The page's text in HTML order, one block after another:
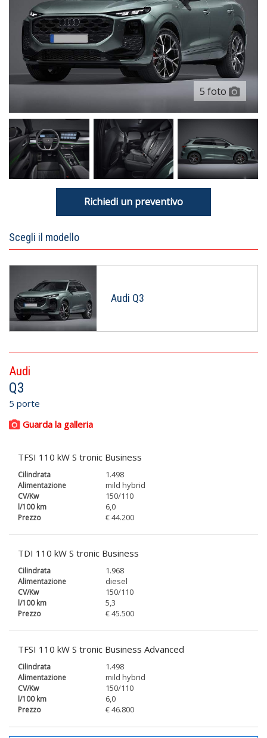
5 foto
Richiedi un preventivo
Scegli il modello
Audi Q3
Audi
Q3
5 porte
Guarda la galleria
TFSI 110 kW S tronic Business
1.498
mild hybrid
150/110
6,0
€ 44.200
TDI 110 kW S tronic Business
1.968
diesel
150/110
5,3
€ 45.500
TFSI 110 kW S tronic Business Advanced
1.498
mild hybrid
150/110
6,0
€ 46.800